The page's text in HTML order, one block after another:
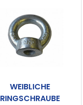
WEIBLICHE
RINGSCHRAUBE